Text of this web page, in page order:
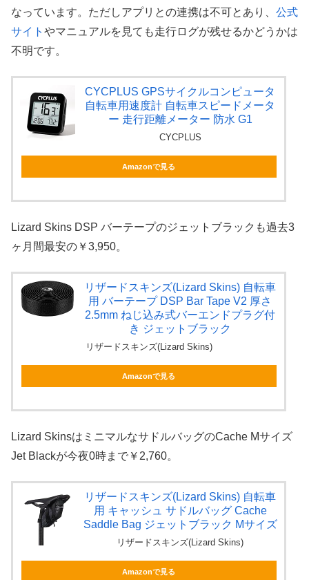
なっています。ただしアプリとの連携は不可とあり、 公式
サイト やマニュアルを見ても走行ログが残せるかどうかは
不明です。
CYCPLUS GPSサイクルコンピュータ
自転車用速度計 自転車スピードメータ
ー 走行距離メーター 防水 G1
CYCPLUS
Amazonで見る
Lizard Skins DSP バーテープのジェットブラックも過去3
ヶ月間最安の￥3,950。
リザードスキンズ(Lizard Skins) 自転車
用 バーテープ DSP Bar Tape V2 厚さ
2.5mm ねじ込み式バーエンドプラグ付
き ジェットブラック
リザードスキンズ(Lizard Skins)
Amazonで見る
Lizard SkinsはミニマルなサドルバッグのCache Mサイズ
Jet Blackが今夜0時まで￥2,760。
リザードスキンズ(Lizard Skins) 自転車
用 キャッシュ サドルバッグ Cache
Saddle Bag ジェットブラック Mサイズ
リザードスキンズ(Lizard Skins)
Amazonで見る